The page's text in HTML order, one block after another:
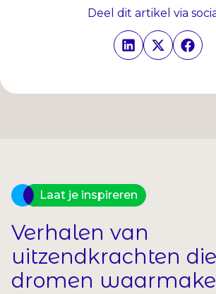
Deel dit artikel via
Laat je inspireren
Verhalen van
uitzendkrachten
dromen